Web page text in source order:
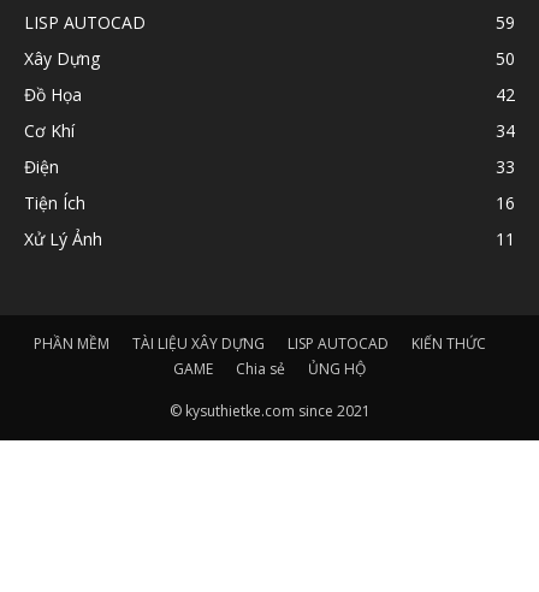
LISP AUTOCAD
59
Xây Dựng
50
Đồ Họa
42
Cơ Khí
34
Điện
33
Tiện Ích
16
Xử Lý Ảnh
11
PHẦN MỀM TÀI LIỆU XÂY DỰNG LISP AUTOCAD
KIẾN THỨC
GAME
Chia sẻ ỦNG HỘ
© kysuthietke.com since 2021